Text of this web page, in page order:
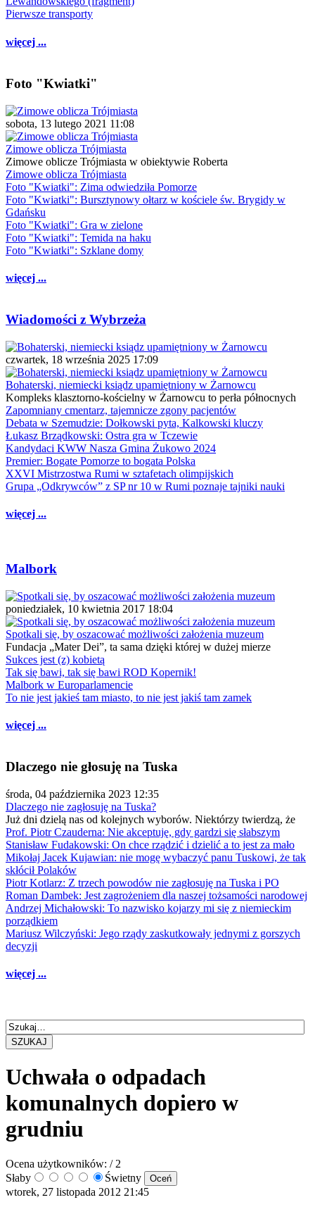
Pierwsze transporty
więcej ...
Foto "Kwiatki"
sobota, 13 lutego 2021 11:08
Zimowe oblicza Trójmiasta
Zimowe oblicze Trójmiasta w obiektywie Roberta
Zimowe oblicza Trójmiasta
Foto "Kwiatki": Zima odwiedziła Pomorze
Foto "Kwiatki": Bursztynowy ołtarz w kościele św. Brygidy w
Gdańsku
Foto "Kwiatki": Gra w zielone
Foto "Kwiatki": Temida na haku
Foto "Kwiatki": Szklane domy
więcej ...
Wiadomości z Wybrzeża
czwartek, 18 września 2025 17:09
Bohaterski, niemiecki ksiądz upamiętniony w Żarnowcu
Kompleks klasztorno-kościelny w Żarnowcu to perła północnych
Zapomniany cmentarz, tajemnicze zgony pacjentów
Debata w Szemudzie: Dołkowski pyta, Kalkowski kluczy
Łukasz Brządkowski: Ostra gra w Tczewie
Kandydaci KWW Nasza Gmina Żukowo 2024
Premier: Bogate Pomorze to bogata Polska
XXVI Mistrzostwa Rumi w sztafetach olimpijskich
Grupa „Odkrywców” z SP nr 10 w Rumi poznaje tajniki nauki
więcej ...
Malbork
poniedziałek, 10 kwietnia 2017 18:04
Spotkali się, by oszacować możliwości założenia muzeum
Fundacja „Mater Dei”, ta sama dzięki której w dużej mierze
Sukces jest (z) kobietą
Tak się bawi, tak się bawi ROD Kopernik!
Malbork w Europarlamencie
To nie jest jakieś tam miasto, to nie jest jakiś tam zamek
więcej ...
Dlaczego nie głosuję na Tuska
środa, 04 października 2023 12:35
Dlaczego nie zagłosuję na Tuska?
Już dni dzielą nas od kolejnych wyborów. Niektórzy twierdzą, że
Prof. Piotr Czauderna: Nie akceptuję, gdy gardzi się słabszym
Stanisław Fudakowski: On chce rządzić i dzielić a to jest za mało
Mikołaj Jacek Kujawian: nie mogę wybaczyć panu Tuskowi, że tak
skłócił Polaków
Piotr Kotlarz: Z trzech powodów nie zagłosuję na Tuska i PO
Roman Dambek: Jest zagrożeniem dla naszej tożsamości narodowej
Andrzej Michałowski: To nazwisko kojarzy mi się z niemieckim
porządkiem
Mariusz Wilczyński: Jego rządy zaskutkowały jednymi z gorszych
decyzji
więcej ...
SZUKAJ
Uchwała o odpadach
komunalnych dopiero w
grudniu
Ocena użytkowników: / 2
Słaby
Świetny
wtorek, 27 listopada 2012 21:45